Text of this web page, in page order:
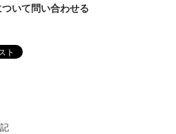
いて問い合わせる